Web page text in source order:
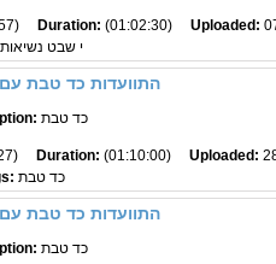
Duration: (01:02:30) Uploaded:
י שבט נשיאות
התוועדות כד טבת
כד טבת
Duration: (01:10:00) Uploaded:
כד טבת
התוועדות כד טבת
כד טבת